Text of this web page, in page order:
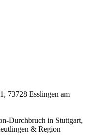
73728 Esslingen am
Durchbruch in Stuttgart,
& Region